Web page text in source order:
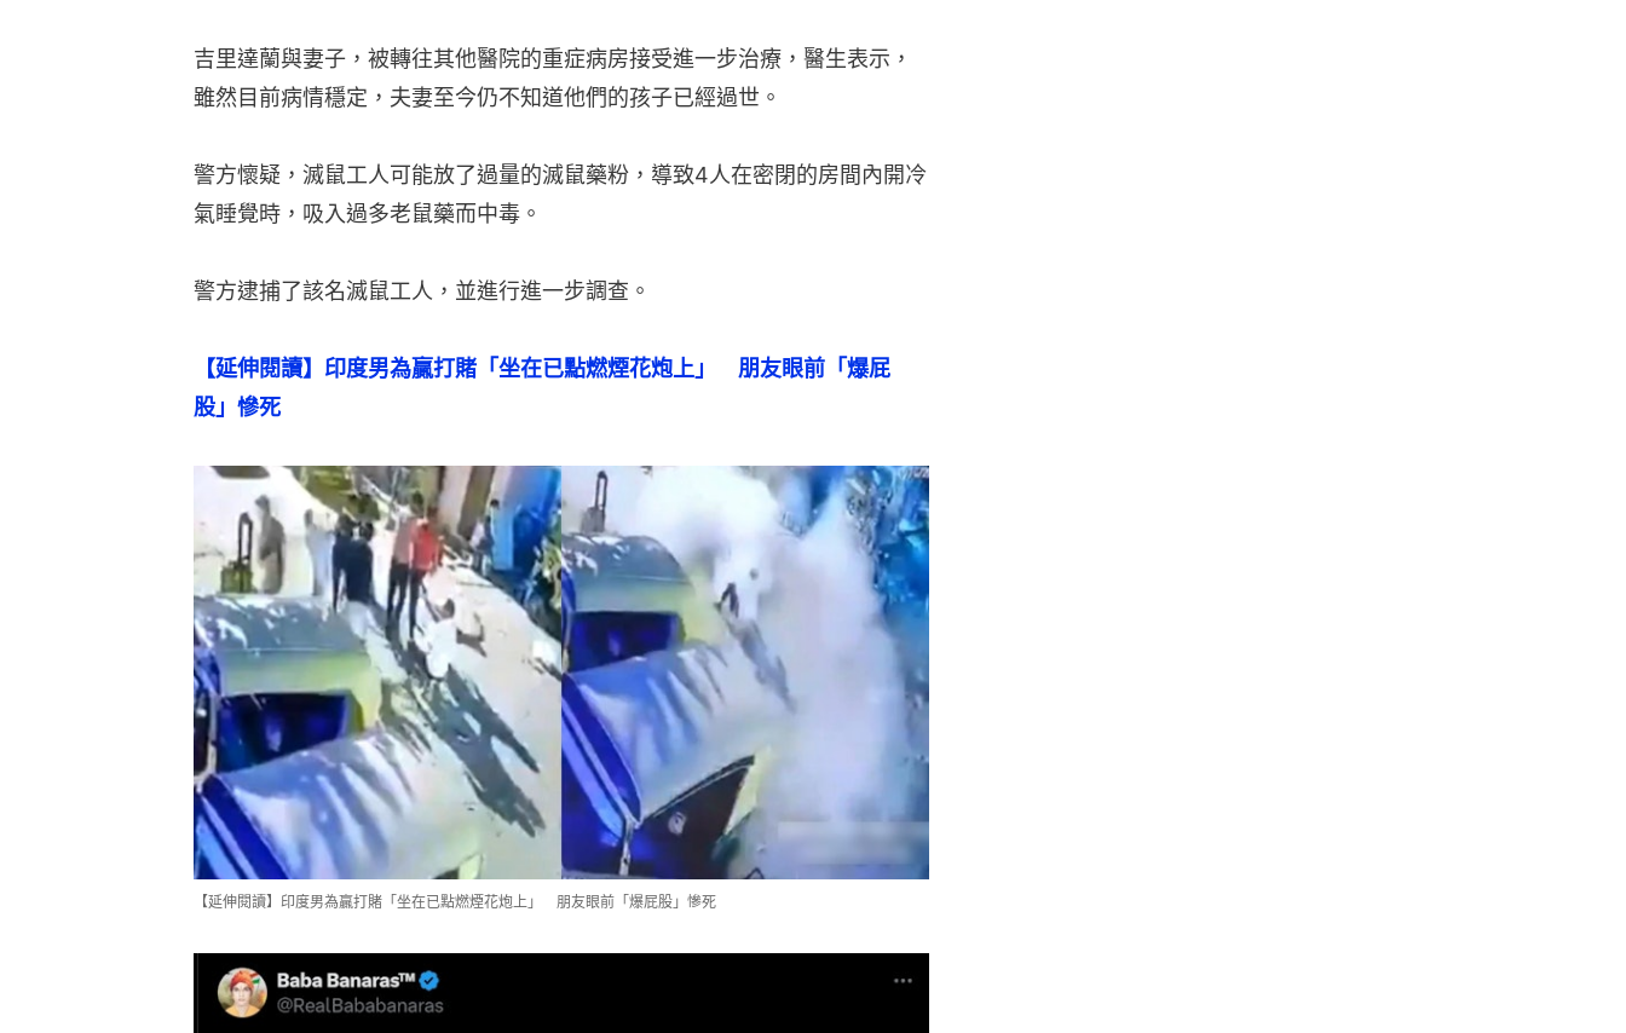
吉里達蘭與妻子，被轉往其他醫院的重症病房接受進一步治療，醫生表示，
雖然目前病情穩定，夫妻至今仍不知道他們的孩子已經過世。
警方懷疑，滅鼠工人可能放了過量的滅鼠藥粉，導致4人在密閉的房間內開冷
氣睡覺時，吸入過多老鼠藥而中毒。
警方逮捕了該名滅鼠工人，並進行進一步調查。
【延伸閱讀】印度男為贏打賭「坐在已點燃煙花炮上」　朋友眼前「爆屁
股」慘死
【延伸閱讀】印度男為贏打賭「坐在已點燃煙花炮上」 朋友眼前「爆屁股」慘死